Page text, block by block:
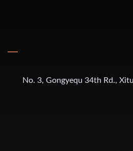
No. 3, Gongyequ 34th Rd.,